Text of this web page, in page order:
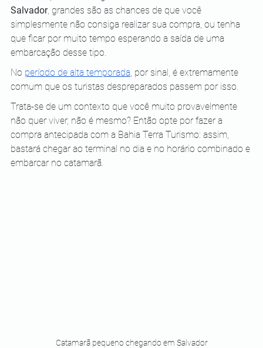
Salvador, grandes são as chances de que você
simplesmente não consiga realizar sua compra, ou tenha
que ficar por muito tempo esperando a saída de uma
embarcação desse tipo.
No período de alta temporada, por sinal, é extremamente
comum que os turistas despreparados passem por isso.
Trata-se de um contexto que você muito provavelmente
não quer viver, não é mesmo? Então opte por fazer a
compra antecipada com a Bahia Terra Turismo: assim,
bastará chegar ao terminal no dia e no horário combinado e
embarcar no catamarã.
Catamarã pequeno chegando em Salvador